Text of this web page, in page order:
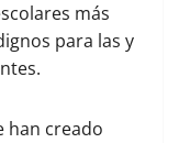
más
para las y
han creado